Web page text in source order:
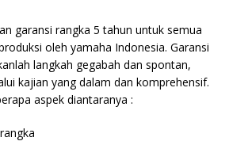
garansi rangka 5 tahun untuk semua
oleh yamaha Indonesia. Garansi
langkah gegabah dan spontan,
kajian yang dalam dan komprehensif.
aspek diantaranya :